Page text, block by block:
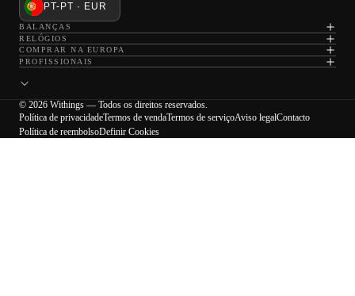
PT-PT · EUR
BALANÇAS
RELÓGIOS
COMPRAR NA EUROPA
PROFISSIONAIS
© 2026 Withings — Todos os direitos reservados.
Política de privacidadeTermos de vendaTermos de serviçoAviso legalContacto
Política de reembolsoDefinir Cookies